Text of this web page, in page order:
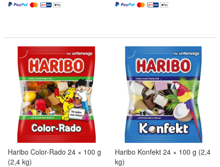
Haribo Color-Rado 24 × 100 g
(2,4 kg)
Haribo Konfekt 24 × 100 g (2,4
kg)